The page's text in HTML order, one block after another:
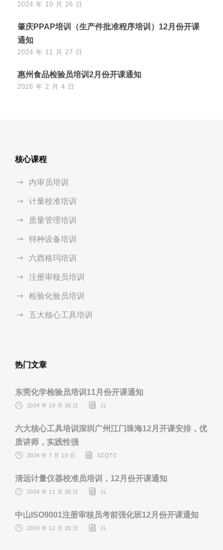
2024 年 10 月 26 日
肇庆PPAP培训（生产件批准程序培训）12月份开课
通知
2024 年 11 月 27 日
惠州食品检验员培训2月份开课通知
2026 年 2 月 4 日
核心课程
内审员培训
计量校准培训
质量管理培训
特种设备培训
六西格玛培训
注册审核员培训
检验化验员培训
五大核心工具培训
热门文章
东莞化学检验员培训11月份开课通知
2024 年 10 月 26 日 JL
六大核心工具培训深圳广州江门珠海12月开课安排，优
质讲师，实践性强
2024 年 7 月 19 日 SZQTC
清远计量仪器校准员培训，12月份开课通知
2024 年 11 月 28 日 JL
中山ISO9001注册审核员考前强化班12月份开课通知
2024 年 12 月 20 日 JL